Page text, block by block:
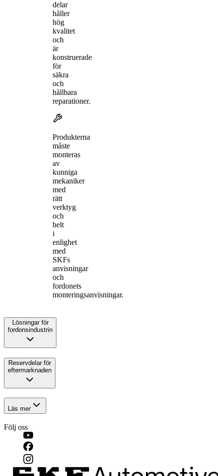
delar
håller
hög
kvalitet
och
är
konstruerade
för
säkra
och
hållbara
reparationer.
Produkterna
måste
monteras
av
kunniga
mekaniker
med
rätt
verktyg
och
helt
i
enlighet
med
SKFs
anvisningar
och
fordonets
monteringsanvisningar.
Lösningar för
fordonsindustrin
Reservdelar för
eftermarknaden
Läs mer
Följ oss